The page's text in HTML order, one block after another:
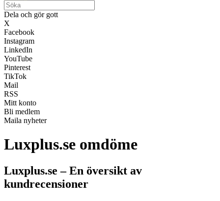
Dela och gör gott
X
Facebook
Instagram
LinkedIn
YouTube
Pinterest
TikTok
Mail
RSS
Mitt konto
Bli medlem
Maila nyheter
Luxplus.se omdöme
Luxplus.se – En översikt av
kundrecensioner